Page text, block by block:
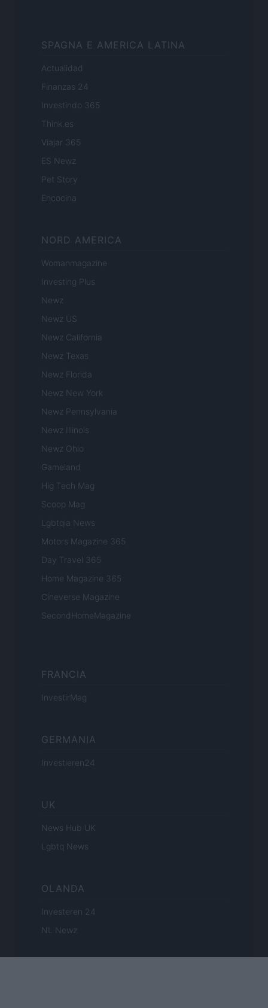
SPAGNA E AMERICA LATINA
Actualidad
Finanzas 24
Investindo 365
Think.es
Viajar 365
ES Newz
Pet Story
Encocina
NORD AMERICA
Womanmagazine
Investing Plus
Newz
Newz US
Newz California
Newz Texas
Newz Florida
Newz New York
Newz Pennsylvania
Newz Illinois
Newz Ohio
Gameland
Hig Tech Mag
Scoop Mag
Lgbtqia News
Motors Magazine 365
Day Travel 365
Home Magazine 365
Cineverse Magazine
SecondHomeMagazine
FRANCIA
InvestirMag
GERMANIA
Investieren24
UK
News Hub UK
Lgbtq News
OLANDA
Investeren 24
NL Newz